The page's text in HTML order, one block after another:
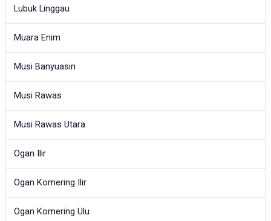
Lubuk Linggau
Muara Enim
Musi Banyuasin
Musi Rawas
Musi Rawas Utara
Ogan Ilir
Ogan Komering Ilir
Ogan Komering Ulu